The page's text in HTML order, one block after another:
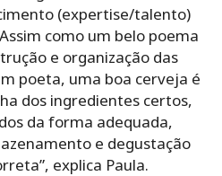
(expertise/talento)
como um belo poema
e organização das
poeta, uma boa cerveja é
dos ingredientes certos,
da forma adequada,
e degustação
explica Paula.